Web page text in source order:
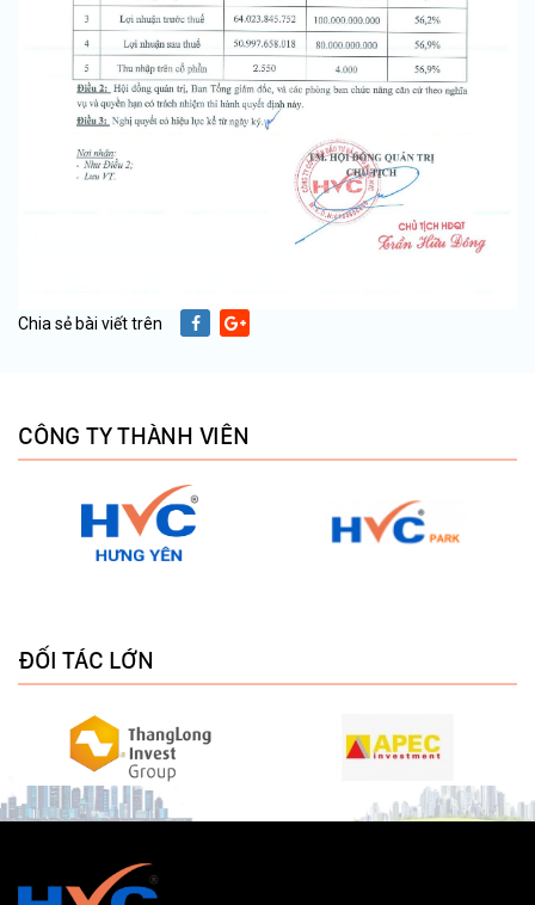
Chia sẻ bài viết trên
CÔNG TY THÀNH VIÊN
ĐỐI TÁC LỚN